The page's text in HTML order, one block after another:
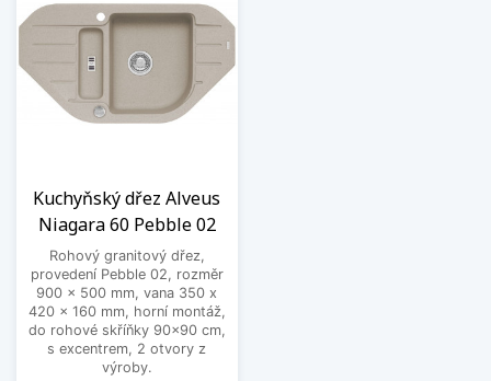
Kuchyňský dřez Alveus
Niagara 60 Pebble 02
Rohový granitový dřez,
provedení Pebble 02, rozměr
900 x 500 mm, vana 350 x
420 x 160 mm, horní montáž,
do rohové skříňky 90x90 cm,
s excentrem, 2 otvory z
výroby.